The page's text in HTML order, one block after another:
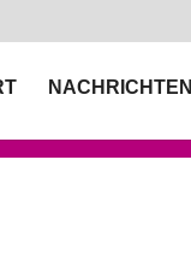
NACHRICHTEN